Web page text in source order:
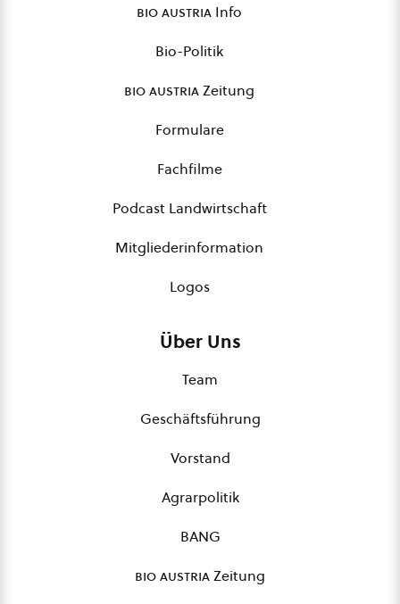
bio austria Info
Bio-Politik
bio austriaZeitung
Formulare
Fachfilme
Podcast Landwirtschaft
Mitgliederinformation
Logos
Über Uns
Team
Geschäftsführung
Vorstand
Agrarpolitik
BANG
bio austriaZeitung